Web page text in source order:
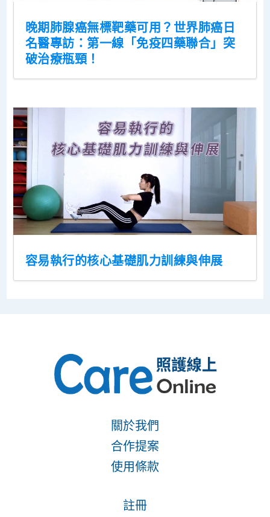
晚期肺腺癌無標靶藥可用？世界肺癌日
名醫專訪：第一線「免疫四藥聯合」突
破治療瓶頸！
容易執行的核心基礎肌力訓練與伸展
關於我們
合作提案
使用條款
註冊